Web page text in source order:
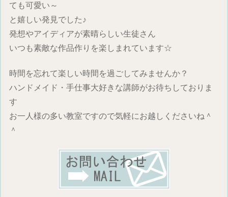
ても可愛い～
と嬉しい発見でした♪
発想やアイディアが素晴らしい生徒さん
いつも素敵な作品作りを楽しまれています☆
時間を忘れて楽しい時間を過ごしてみませんか？
ハンドメイド・手仕事大好きな講師がお待ちしておりま
す
お一人様の多い教室ですので気軽にお越しくださいね＾
＾